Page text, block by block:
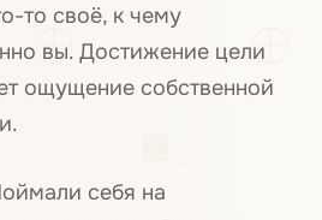
то своё, к чему
вы. Достижение цели
ощущение собственной
себя на